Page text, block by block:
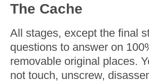
The Cache
All stages, except the final
questions to answer on
removable original places.
not touch, unscrew,